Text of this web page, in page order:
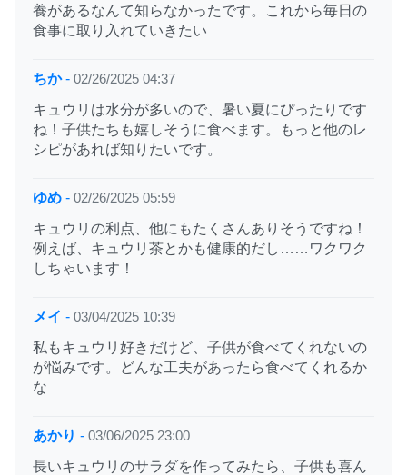
養があるなんて知らなかったです。これから毎日の
食事に取り入れていきたい
ちか- 02/26/2025 04:37
キュウリは水分が多いので、暑い夏にぴったりです
ね！子供たちも嬉しそうに食べます。もっと他のレ
シピがあれば知りたいです。
ゆめ - 02/26/2025 05:59
キュウリの利点、他にもたくさんありそうですね！
例えば、キュウリ茶とかも健康的だし……ワクワク
しちゃいます！
メイ - 03/04/2025 10:39
私もキュウリ好きだけど、子供が食べてくれないの
が悩みです。どんな工夫があったら食べてくれるか
な
あかり - 03/06/2025 23:00
長いキュウリのサラダを作ってみたら、子供も喜ん